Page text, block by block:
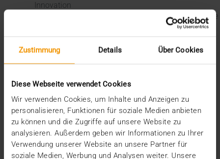
Zustimmung Details Über Cookies
Diese Webseite verwendet Cookies
Wir verwenden Cookies, um Inhalte und Anzeigen zu
personalisieren, Funktionen für soziale Medien anbieten
zu können und die Zugriffe auf unsere Website zu
analysieren. Außerdem geben wir Informationen zu Ihrer
Verwendung unserer Website an unsere Partner für
soziale Medien, Werbung und Analysen weiter. Unsere
Innovation
Der EU AI Act im Krankenhaus: So betten Sie KI in Ihre
So kommen Dokumente automatisch in die ePA
Kategorien
CSR
Events
Intern
Kolumne
News
Overview